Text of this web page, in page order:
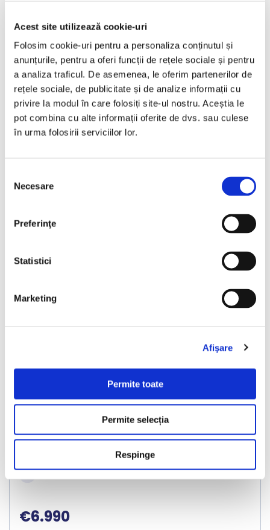
Acest site utilizează cookie-uri
Folosim cookie-uri pentru a personaliza conținutul și
anunțurile, pentru a oferi funcții de rețele sociale și pentru
a analiza traficul. De asemenea, le oferim partenerilor de
rețele sociale, de publicitate și de analize informații cu
privire la modul în care folosiți site-ul nostru. Aceștia le
pot combina cu alte informații oferite de dvs. sau culese
în urma folosirii serviciilor lor.
consimțământului
Necesare
Preferinţe
Statistici
Marketing
Afişare
Permite toate
Permite selecția
Respinge
€6.990
€5.777 Net
Programare vizionare
Vândută
❮
LIVRARE LA TINE ACASA
Audi A6 Avant
Bucuresti Militari
€6.990